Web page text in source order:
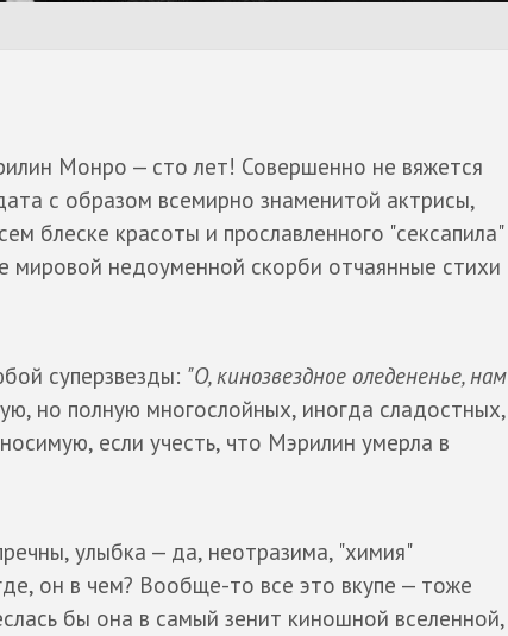
Монро — сто лет! Совершенно не вяжется
с образом всемирно знаменитой актрисы,
блеске красоты и прославленного "сексапила"
мировой недоуменной скорби отчаянные стихи
суперзвезды: "О, кинозвездное оледененье, нам
но полную многослойных, иногда сладостных,
если учесть, что Мэрилин умерла в
улыбка — да, неотразима, "химия"
он в чем? Вообще-то все это вкупе — тоже
бы она в самый зенит киношной вселенной,